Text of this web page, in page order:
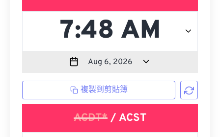
複製到剪貼簿
ACDT* / ACST